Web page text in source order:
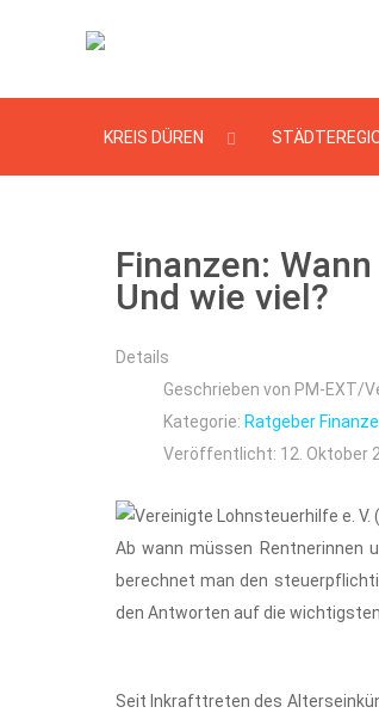
KREIS DÜREN
Finanzen:
Und wie viel?
Details
Geschrieben von PM-EXT/
Kategorie: Ratgeber
Veröffentlicht: 12. Oktober
Ab wann müssen Rentnerinnen
berechnet man den
den Antworten auf die
Seit Inkrafttreten des